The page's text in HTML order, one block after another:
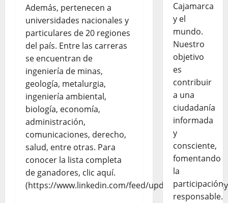
Además, pertenecen a
universidades nacionales y
particulares de 20 regiones
del país. Entre las carreras
se encuentran de
ingeniería de minas,
geología, metalurgia,
ingeniería ambiental,
biología, economía,
administración,
comunicaciones, derecho,
salud, entre otras. Para
conocer la lista completa
de ganadores, clic aquí.
(https://www.linkedin.com/feed/update/
Cajamarca
y el
mundo.
Nuestro
objetivo
es
contribuir
a una
ciudadanía
informada
y
consciente,
fomentando
la
participación
responsable.